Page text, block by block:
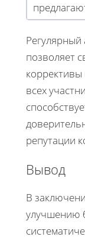
позволяет
всех
репутации
Вывод
В
улучшению